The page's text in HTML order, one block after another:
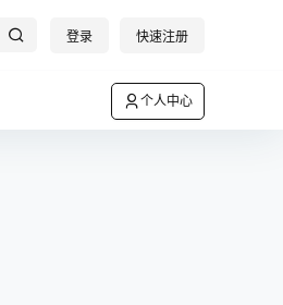
登录 快速注册
个人中心